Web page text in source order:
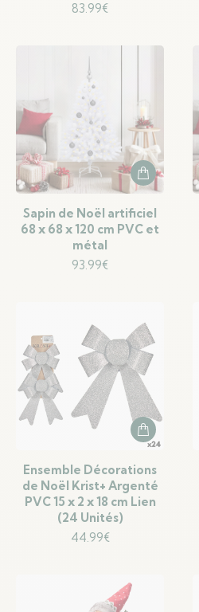
83.99€
Sapin de Noël artificiel
68 x 68 x 120 cm PVC et
métal
93.99€
Ensemble Décorations
de Noël Krist+ Argenté
PVC 15 x 2 x 18 cm Lien
(24 Unités)
44.99€